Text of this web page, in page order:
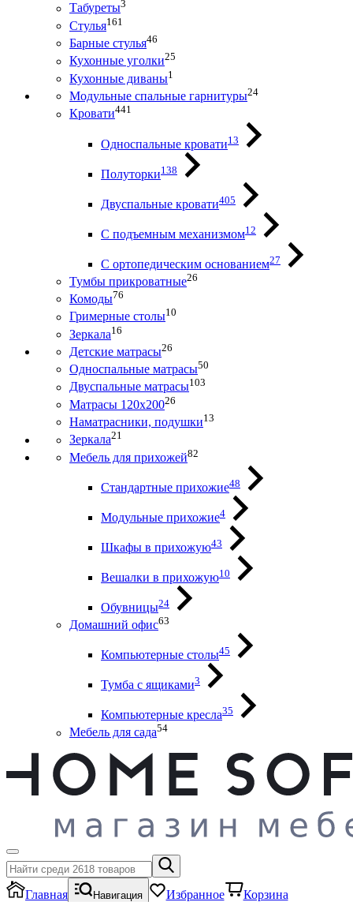
Табуреты3
Стулья161
Барные стулья46
Кухонные уголки25
Кухонные диваны1
Модульные спальные гарнитуры24
Кровати441
Односпальные кровати13
Полуторки138
Двуспальные кровати405
С подъемным механизмом12
С ортопедическим основанием27
Тумбы прикроватные26
Комоды76
Гримерные столы10
Зеркала16
Детские матрасы26
Односпальные матрасы50
Двуспальные матрасы103
Матрасы 120х20026
Наматрасники, подушки13
Зеркала21
Мебель для прихожей82
Стандартные прихожие48
Модульные прихожие4
Шкафы в прихожую43
Вешалки в прихожую10
Обувницы24
Домашний офис63
Компьютерные столы45
Тумба с ящиками3
Компьютерные кресла35
Мебель для сада54
Главная Навигация Избранное Корзина